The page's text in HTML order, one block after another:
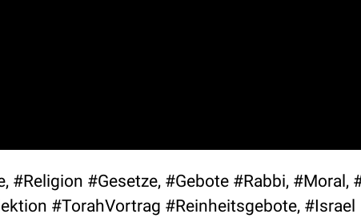
#Religion #Gesetze, #Gebote #Rabbi, #Moral,
#TorahVortrag #Reinheitsgebote, #Israel